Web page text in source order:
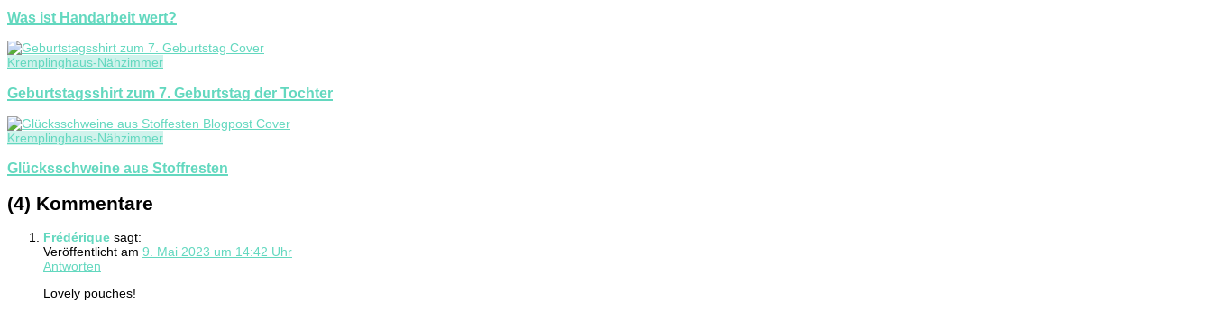
Was ist Handarbeit wert?
Kremplinghaus-Nähzimmer
Geburtstagsshirt zum 7. Geburtstag der Tochter
Kremplinghaus-Nähzimmer
Glücksschweine aus Stoffresten
(4) Kommentare
Frédérique sagt:
Veröffentlicht am 9. Mai 2023 um 14:42 Uhr
Antworten
Lovely pouches!